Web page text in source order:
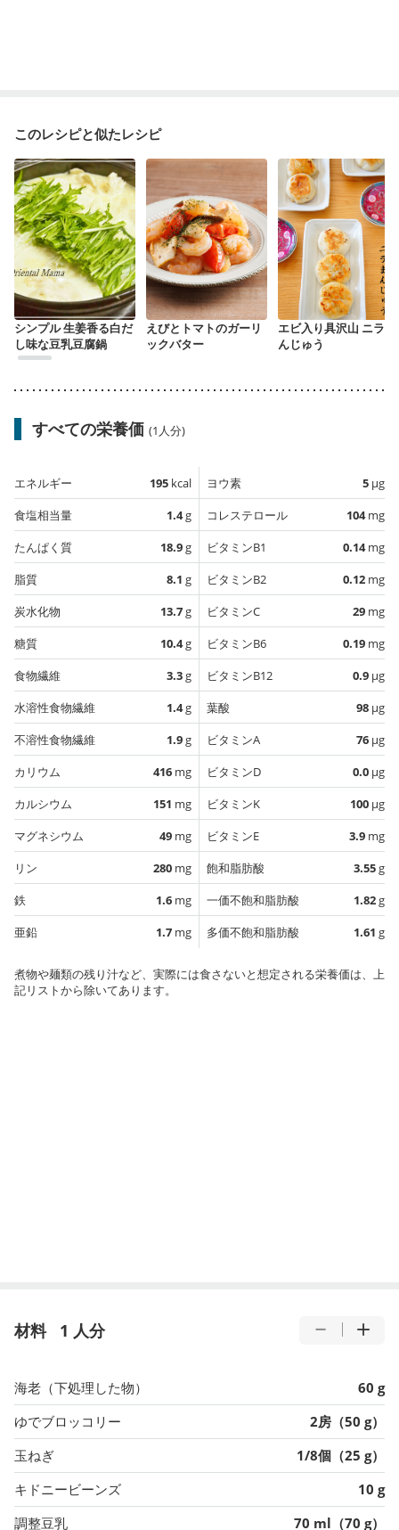
このレシピと似たレシピ
シンプル 生姜香る白だ
し味な豆乳豆腐鍋
えびとトマトのガーリ
ックバター
エビ入り具沢山 ニラま
んじゅう
すべての栄養価 (1人分)
エネルギー 195 kcal
食塩相当量
1.4g
たんぱく質
18.9g
脂質
8.1 g
炭水化物
13.7g
糖質
10.4g
食物繊維
3.3g
水溶性食物繊維
1.4g
不溶性食物繊維
1.9g
カリウム
416 mg
カルシウム
151 mg
マグネシウム
49 mg
リン
280 mg
鉄
1.6 mg
亜鉛
1.7 mg
ヨウ素 5 µg
コレステロール
104mg
ビタミンB1
0.14mg
ビタミンB2
0.12 mg
ビタミンC
29 mg
ビタミンB6
0.19 mg
ビタミンB12
0.9 µg
葉酸
98 µg
ビタミンA
76 µg
ビタミンD
0.0 µg
ビタミンK
100 µg
ビタミンE
3.9 mg
飽和脂肪酸
3.55g
一価不飽和脂肪酸
1.82g
多価不飽和脂肪酸
1.61 g
煮物や麺類の残り汁など、実際には食さないと想定される栄養価は、上
記リストから除いてあります。
材料 1 人分
海老（下処理した物）
60 g
ゆでブロッコリー
2房（50 g）
玉ねぎ
1/8個（25 g）
キドニービーンズ
10 g
調整豆乳
70 ml（70 g）